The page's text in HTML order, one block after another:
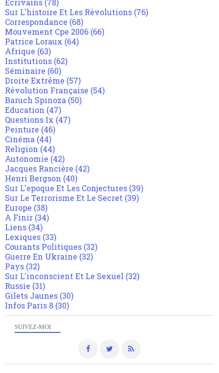
SUIVEZ-MOI
Ecrivains (78)
Sur L'histoire Et Les Révolutions (76)
Correspondance (68)
Mouvement Cpe 2006 (66)
Patrice Loraux (64)
Afrique (63)
Institutions (62)
Séminaire (60)
Droite Extrême (57)
Révolution Française (54)
Baruch Spinoza (50)
Education (47)
Questions Ix (47)
Peinture (46)
Cinéma (44)
Religion (44)
Autonomie (42)
Jacques Rancière (42)
Henri Bergson (40)
Sur L'epoque Et Les Conjectures (39)
Sur Le Terrorisme Et Le Secret (39)
Europe (38)
A Finir (34)
Liens (34)
Lexiques (33)
Courants Politiques (32)
Guerre En Ukraine (32)
Pays (32)
Sur L'inconscient Et Le Sexuel (32)
Russie (31)
Gilets Jaunes (30)
Infos Paris 8 (30)